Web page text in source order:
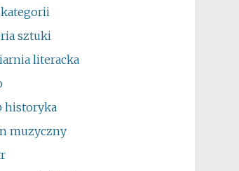
sztuki
literacka
historyka
muzyczny